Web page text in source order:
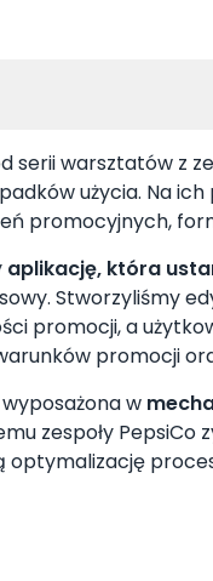
serii warsztatów z
użycia. Na
promocyjnych,
aplikację, która
Stworzyliśmy
promocji, a
promocji
w
zespoły